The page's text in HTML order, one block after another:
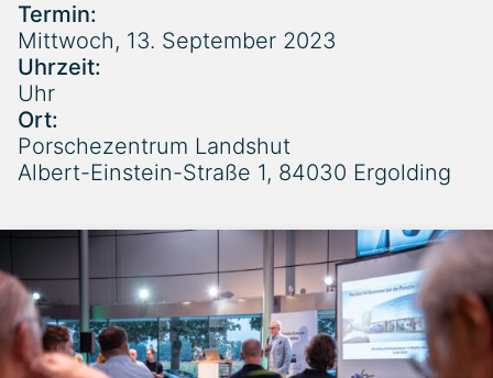
Termin:
Mittwoch, 13. September 2023
Uhrzeit:
Uhr
Ort:
Porschezentrum Landshut
Albert-Einstein-Straße 1, 84030 Ergolding